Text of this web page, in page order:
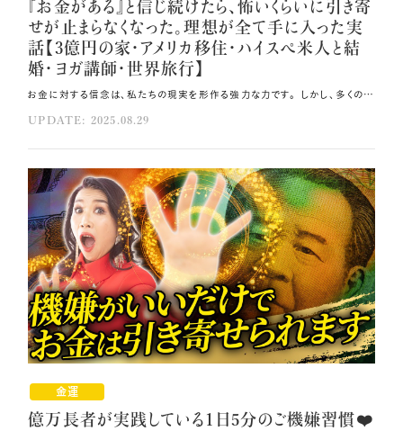
『お金がある』と信じ続けたら、怖いくらいに引き寄
せが止まらなくなった。理想が全て手に入った実
話【3億円の家・アメリカ移住・ハイスペ米人と結
婚・ヨガ講師・世界旅行】
お金に対する信念は、私たちの現実を形作る強力な力です。 しかし、多くの人は「お金がない」と思い込み、豊かさから遠ざかってしまいます😱 今回は、脳の仕組みを理解し「お金がある」と信じ続けることで人生を激変させる方法を、 実例とともにお伝えします🌟 その方法はコレ！！ 所持金がなくても、「お金がある」と意識を向けることで、脳の証拠集め機能RAS（ラス）が働き始めます。 「絶対どこかにある」と繰り返し自分に入力してください。 引き寄せの仕組みを理解し、「ある」を設定し続けるが重要です。 元動画（YouTube）：『『お金がある』と信じ続けたら、怖いくらいに引き寄せが止まらなくなった。理想が全て手に入った実話【3億円の家・アメリカ移住・ハイスペ米人と結婚・ヨガ講師・世界旅行】（第1956回）』 「ある」への意識で現実が変わる 「お金がある」と信じることで現実が変わる理由は、脳科学で説明できます。 私は昔、所持金が6円しかない状況を経験しました。 しかし「お金がある」と意識を向け直すことで、脳の証拠集め機能RAS（ラス）が働き始めました🧠 RASは膨大な情報の中から、重要だと設定したものを優先して認識するフィルター機能です。 「お金がない」と思い込んでいると、その現実を証明する情報ばかりが目に入ります。 しかし「お金がある」と設定し直すと、目の前の世界が変化します。 「プラダのバッグが欲しい」と思うと、街中でプラダのバッグを持つ人を 多く見かけるようになる現象も、RASの働きです。 私も「ある」を心に設定した後、お金が巡ってくる現象が次々と起こりました。 脳のフィルターは、設定された「現実」に合わせて情報を選別し、 「お金がある」状態に適した人脈や情報、チャンスを自動的に運んできます。 この引き寄せの仕組みを理解し、「ある」を設定し続けることで、現実が大きく変わっていくのです💫 概念を転換し所持金6円から資産10億円へ 所持金6円のどん底状態から資産10億円の世界へと到達できた経緯をお伝えします。 最初から「お金がある」と信じることはできませんでした。 手元に6円しかない現実があったからです。 そこで私は「時間がある」という概念からスタートしました🌸 時給で働けばお金は確実に手に入るという法則を活用し、年商1000万円程度まで到達しました。 次に必要だったのは、自分以外のものがお金を稼ぐ新しい概念でした。 私にとっては本の出版がそれに該当します。 この段階で年商3000万円程度になりました。 さらにもう一つの概念を導入しました。 「自分の中に市場で価値を持つ社会貢献要素がある」という視点です🌿 あるセミナーで「セミナー事業は社会貢献」と教わり、大きな気づきを得ました。 片付け、メイキャップ、子育て、介護など、個 人のノウハウで他者を助けることは立派な社会貢献なのです。 この概念により英語プログラムで2日間で1400万円の売上を達成し、 年商7000万円の世界に到達しました。 自分が役立つことを極めることで、 年商1億円を超え、3億5000万円、12億7000万円と成長できました🪽 3億円の家とアメリカ移住を実現した体験 資産10億円へと変化を遂げた後、家を引っ越したいという強い願望が生まれました。 お金の概念は既に身につけていましたが、今度は家の引き寄せを考えた時、 「マンションや家を引き寄せている人がいる」という話を思い出しました🎀 当初は信じられませんでしたが、その言葉が頭に残り続け、実際に実現することができました。 これが脳科学の仕組みです。 全てを「ある」状態に設定すると、脳が自動的にそれを引き寄せてくれます💎 当時はディビッドと東京のタワーマンション39階に住んでいました。 後に査定で20億円のマンションと判明し、大幅な割引で借りていたことが分かりました。 その頃、ディビッドから 「両親がフランスに行くため家が空くから、泊まってもいいよ」と提案を受けました。 カリフォルニア、LA、ハリウッドから10分程度の理想的な立地でした🏠 最初は3週間の予定でしたが、両親のフランス長期居住が決まり、 ハウスシッターを探していることを知りました。 お願いしたところ、快諾していただけました。 現在は、ディビッドの祖父母が大金持ちから偶然譲り受けた 愛に満ちたエネルギーがある3億円の物件に住んでいます。 静かで高級な住宅街で、LAダウンタウンにもハリウッドにも10分でアクセスできる環境です。 ハイスペ米人との結婚 3億円の家の引き寄せとアメリカ移住が実現しましたが、 過去に3度のアメリカ移住失敗を経験していました。 高校時代からアメリカに憧れていたものの、学費不足でニュージャージーの大学を諦め、 エグゼクティブ秘書としての渡米チャンスも学歴不足で逃し、ビジネススクールも全滅でした。 「私はアメリカに住めない」という思い込みがRASに入っていましたが、 「私のパートナーはアメリカ人である」という事実に気づくことができました⭐ ディビッドもカリフォルニア生まれのアメリカ人であることを再認識し、 来年グリーンカードを取得予定です。 私には日系アメリカ人への憧れがありましたが、それも封印していました。 ところがディビッドの母親が日系アメリカ人で、 家族のパーティーでは日系アメリカ人の方々と交流する機会に恵まれました。 ディビッドは米国銀行の日本最高財務責任者でUSCのMBA卒業生であり、 友人たちも30億企業を所有する方ばかりです。 所持金6円時代では考えられない展開でした❗ 「どこかにある」思考で人生を激変させよう 理想の家、移住、結婚、仕事を全て現実化してきた経験から、 「どこかにある」という思考の威力をお伝えします✨ 通訳として富裕層と接する中で学んだのは、 彼らの共通点が「必ずどこかにお金がある」と豊かさへの絶対的な感覚を持っていることです💞 この感覚は論理的根拠を超越しています。 「家の中に現金はない」と頭で思いながらも、 「地球上のどこかには私が受け取れるお金が絶対ある」と脳に入力していきます🧠 すると無意識がそれを探し始めます。 この「どこかにある」思考は、お金に限定されません。 家、移住先、パートナー、理想の生活など全てに適用できます。 「私には絶対どこかにある」と思い込むことで、驚くようなご縁やチャンスが現れます。 実際に「5000円のものを2500円で購入」「探していたピアスが見つかり、片耳で7万円の価値」 「30万円の補助金取得」「100万円の融資決定」など、数多くの体験があります。 重要なのは「ない」と言った瞬間に現実化が停止することです💧 「絶対どこかにある」と繰り返し自分に入力してください🍀 探し物も同様に「絶対ある」と唱えることです💎 脳は反復によってその現実に切り替えます。 あなたが受け取れる豊かさも必ず「どこかにある」のです❗ この意識があなたの人生の転機となり、理想の人生の引き寄せを可能にする力となります。 「絶対どこかにある」と脳に入力し続けて、理想の現実を手に入れてくださいね。 まとめ 全てを「ある」状態に設定すると、脳が自動的にそれを引き寄せてくれます。 「地球上のどこかには私が受け取れるお金が絶対ある」と脳に入力してください。 探し物も同様に「絶対ある」と唱えましょう。
UPDATE: 2025.08.29
金運
億万長者が実践している1日5分のご機嫌習慣❤️